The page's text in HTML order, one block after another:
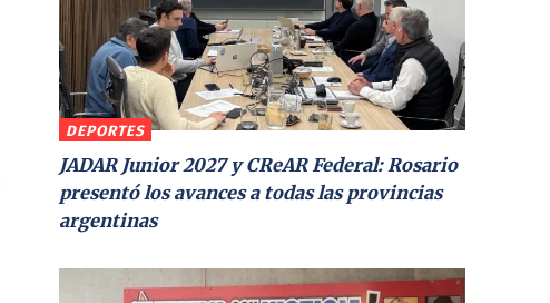
DEPORTES
JADAR Junior 2027 y CReAR Federal: Rosario
presentó los avances a todas las provincias
argentinas